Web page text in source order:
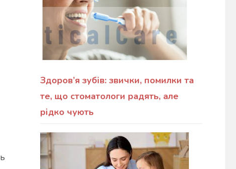
Здоров’я зубів: звички, помилки та
те, що стоматологи радять, але
рідко чують